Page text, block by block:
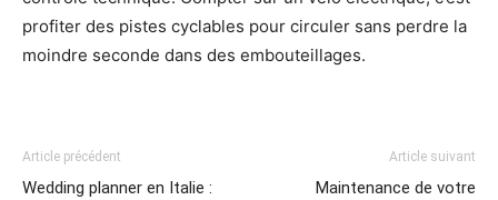
profiter des pistes cyclables pour circuler sans perdre la
moindre seconde dans des embouteillages.
Article précédent
Wedding planner en Italie :
Article suivant
Maintenance de votre